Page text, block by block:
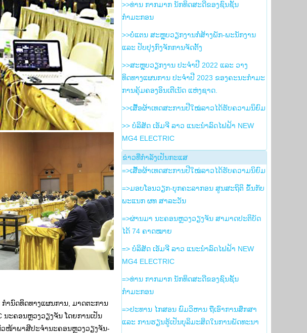
ຳນົດທິດທາງແຜນການ, ມາດຕະການ
ະຄອນຫຼວງວຽງຈັນ ໂດຍການເປັນ
ໜ້າພາສີປະຈໍານະຄອນຫຼວງວຽງຈັນ-
>>ທ່ານ ກາກມາກ ນັກທິດສະດີຂອງຊົນຊັ້ນ
ກຳມະກອນ
>>ບໍ່ແຕນ ສະຫຼຸບວຽກງານກໍ່ສ້າງພັກ-ພະນັກງານ
ແລະ ປັບປຸງກົງຈັກການຈັດຕັ້ງ
>>ສະຫຼຸບວຽກງານ ປະຈໍາປີ 2022 ແລະ ວາງ
ທິດທາງແຜນການ ປະຈໍາປີ 2023 ຂອງຄະນະກໍາມະ
ການຄຸ້ມຄອງອິນເຕີເນັດ ແຫ່ງຊາດ.
>>ເສື້ອຜ້າເທດສະການປີໃໝ່ລາວໄດ້ຮັບຄວາມນິຍົມ
>> ບໍລິສັດ ເອັມຈີ ລາວ ແນະນຳລົດໄຟຟ້າ NEW
MG4 ELECTRIC
ຂ່າວ​ທີ່​ກຳ​ລັງ​ເປັນ​ກະ​ແສ
=>ເສື້ອຜ້າເທດສະການປີໃໝ່ລາວໄດ້ຮັບຄວາມນິຍົມ
=>ມອບໂອນວຽກ-ບຸກຄະລາກອນ ສູນສະຖິຕິ ຂຶ້ນກັບ
ພະແນກ ຜທ ສາລະວັນ
=>ຜ່ານມາ ນະຄອນຫຼວງວຽງຈັນ ສາມາດປະຕິບັດ
ໄດ້ 74 ຄາດໝາຍ
=> ບໍລິສັດ ເອັມຈີ ລາວ ແນະນຳລົດໄຟຟ້າ NEW
MG4 ELECTRIC
=>ທ່ານ ກາກມາກ ນັກທິດສະດີຂອງຊົນຊັ້ນ
ກຳມະກອນ
=>ປະທານ ໄກສອນ ພົມວິຫານ ຖືເອົາການສຶກສາ
ແລະ ການຮຽນຮູ້ເປັນບຸລິມະສິດໃນການພັດທະນາ